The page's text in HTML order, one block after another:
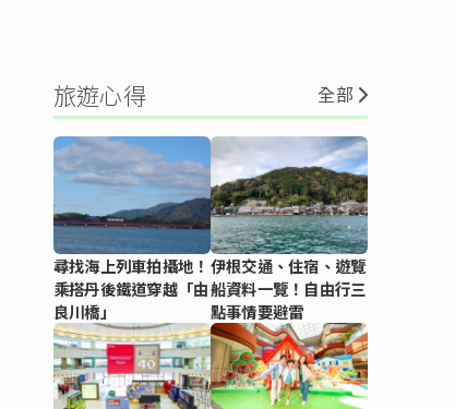
旅遊心得 全部
尋找海上列車拍攝地！
乘搭丹後鐵道穿越「由
良川橋」
伊根交通、住宿、遊覽
船資料一覽！自由行三
點事情要避雷